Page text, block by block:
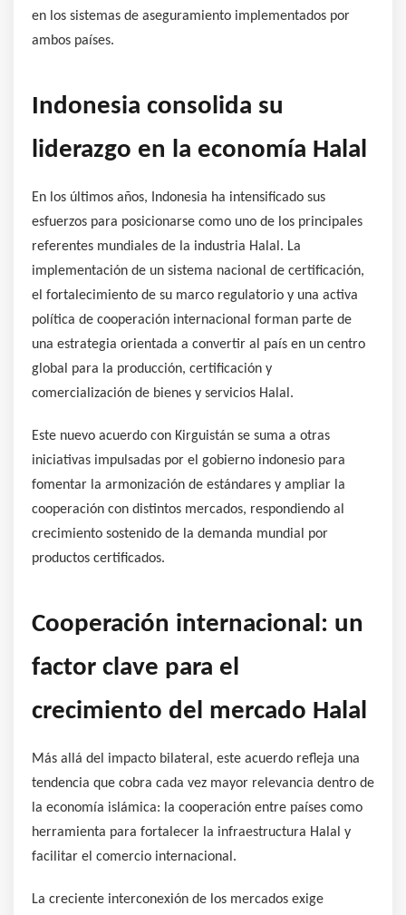
en los sistemas de aseguramiento implementados por
ambos países.
Indonesia consolida su
liderazgo en la economía Halal
En los últimos años, Indonesia ha intensificado sus
esfuerzos para posicionarse como uno de los principales
referentes mundiales de la industria Halal. La
implementación de un sistema nacional de certificación,
el fortalecimiento de su marco regulatorio y una activa
política de cooperación internacional forman parte de
una estrategia orientada a convertir al país en un centro
global para la producción, certificación y
comercialización de bienes y servicios Halal.
Este nuevo acuerdo con Kirguistán se suma a otras
iniciativas impulsadas por el gobierno indonesio para
fomentar la armonización de estándares y ampliar la
cooperación con distintos mercados, respondiendo al
crecimiento sostenido de la demanda mundial por
productos certificados.
Cooperación internacional: un
factor clave para el
crecimiento del mercado Halal
Más allá del impacto bilateral, este acuerdo refleja una
tendencia que cobra cada vez mayor relevancia dentro de
la economía islámica: la cooperación entre países como
herramienta para fortalecer la infraestructura Halal y
facilitar el comercio internacional.
La creciente interconexión de los mercados exige